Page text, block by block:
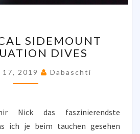
SIDEMOUNT
GRADUATION
SIDEMOUNT
DIVES
2019 Dabaschti
Nick das faszinierendste
ich je beim tauchen gesehen